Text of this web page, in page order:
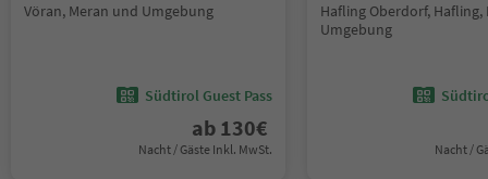
Vöran, Meran und Umgebung
Südtirol Guest Pass
ab 130€
Nacht / Gäste Inkl. MwSt.
Hafling Oberdorf, Hafling,
Umgebung
Nacht /